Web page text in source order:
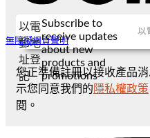
無障礙網頁聲明
以電
郵地
址登
記
Subscribe to
receive updates
about new
products and
promotions
您正準備註冊以接收產品
示您同意我們的 隱私權政策
閱。